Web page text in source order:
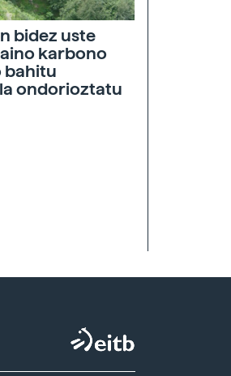
bidez uste
karbono
bahitu
ondorioztatu